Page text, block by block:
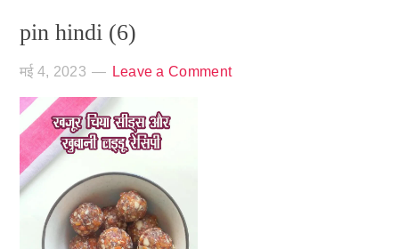
pin hindi (6)
मई 4, 2023 Leave a Comment